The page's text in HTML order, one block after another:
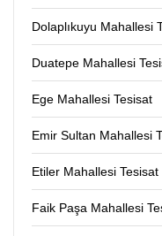
Dolaplıkuyu Mahallesi
Duatepe Mahallesi
Ege Mahallesi Tesisat
Emir Sultan Mahallesi
Etiler Mahallesi Tesisat
Faik Paşa Mahallesi